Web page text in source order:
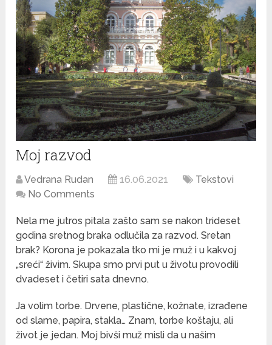
Moj razvod
Vedrana Rudan 16.06.2021
Tekstovi
No Comments
Nela me jutros pitala zašto sam se nakon trideset
godina sretnog braka odlučila za razvod. Sretan
brak? Korona je pokazala tko mi je muž i u kakvoj
„sreći“ živim. Skupa smo prvi put u životu provodili
dvadeset i četiri sata dnevno.
Ja volim torbe. Drvene, plastične, kožnate, izrađene
od slame, papira, stakla… Znam, torbe koštaju, ali
život je jedan. Moj bivši muž misli da u našim